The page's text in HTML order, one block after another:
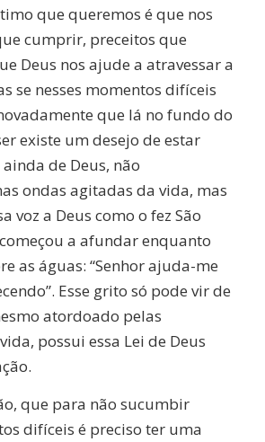
que queremos é que nos
cumprir, preceitos que
Deus nos ajude a atravessar a
se nesses momentos difíceis
que lá no fundo do
existe um desejo de estar
de Deus, não
ondas agitadas da vida, mas
voz a Deus como o fez São
a afundar enquanto
as águas: “Senhor ajuda-me
Esse grito só pode vir de
atordoado pelas
possui essa Lei de Deus
que para não sucumbir
difíceis é preciso ter uma